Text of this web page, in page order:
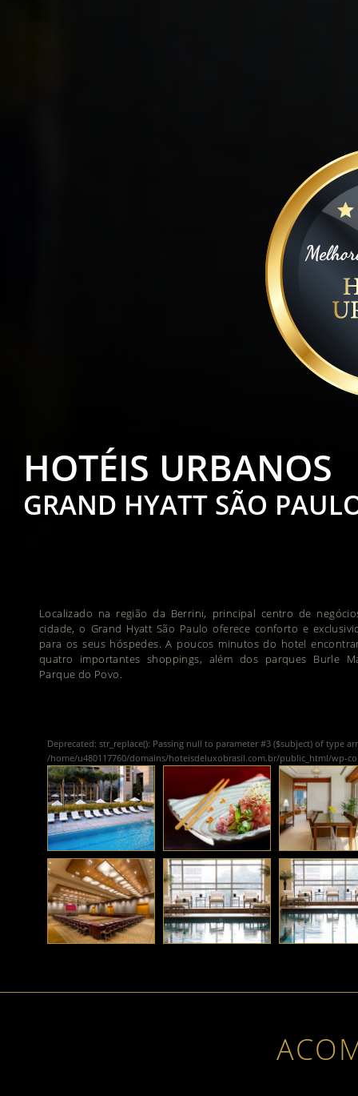
HOTÉIS URBANOS
GRAND HYATT SÃO
Localizado na região da Berrini, principal centro de
cidade, o Grand Hyatt São Paulo oferece conforto e
para os seus hóspedes. A poucos minutos do hotel
quatro importantes shoppings, além dos parques Burle
Parque do Povo.
Deprecated: str_replace(): Passing null to parameter #3 ($subject) of type
/home/u480117760/domains/hoteisdeluxobrasil.com.br/public_html/wp-